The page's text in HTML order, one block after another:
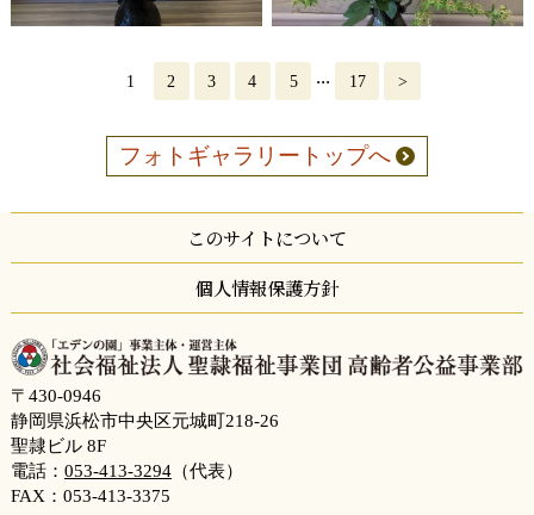
1 2 3 4 5 ... 17 >
フォトギャラリートップへ
このサイトについて
個人情報保護方針
〒430-0946
静岡県浜松市中央区元城町218-26
聖隷ビル 8F
電話： 053-413-3294（代表）
FAX：053-413-3375